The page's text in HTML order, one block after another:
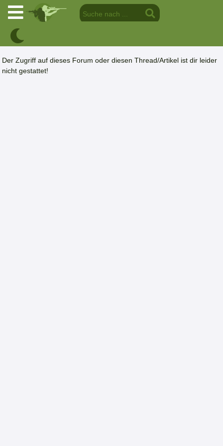
Der Zugriff auf dieses Forum oder diesen Thread/Artikel ist dir leider
nicht gestattet!